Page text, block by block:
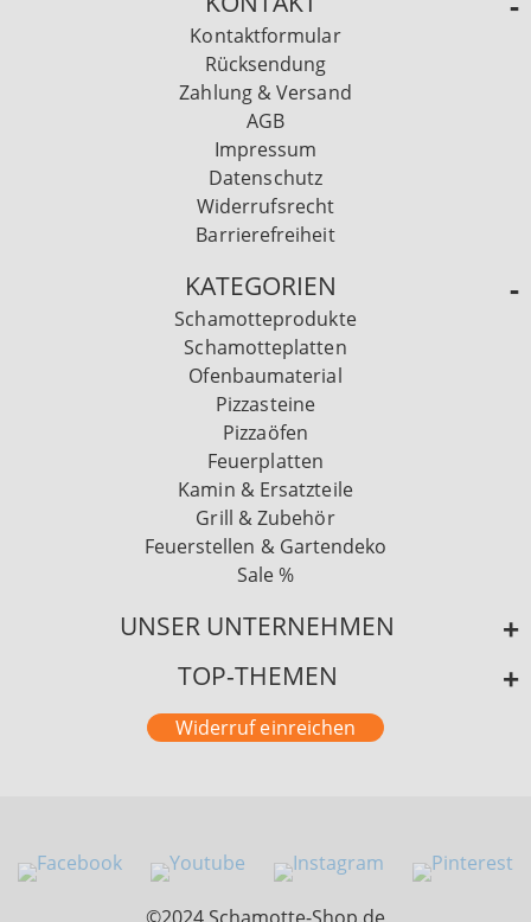
Kontaktformular
Rücksendung
Zahlung & Versand
AGB
Impressum
Datenschutz
Widerrufsrecht
Barrierefreiheit
KATEGORIEN
Schamotteprodukte
Schamotteplatten
Ofenbaumaterial
Pizzasteine
Pizzaöfen
Feuerplatten
Kamin & Ersatzteile
Grill & Zubehör
Feuerstellen & Gartendeko
Sale %
UNSER UNTERNEHMEN
TOP-THEMEN
Widerruf einreichen